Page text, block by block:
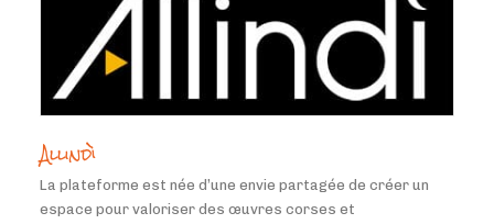
Allindì
La plateforme est née d’une envie partagée de créer un
espace pour valoriser des œuvres corses et